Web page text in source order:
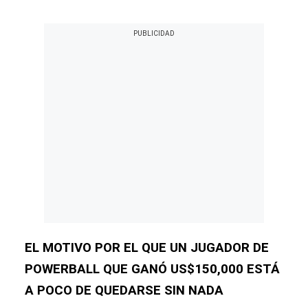
EL MOTIVO POR EL QUE UN JUGADOR DE
POWERBALL QUE GANÓ US$150,000 ESTÁ
A POCO DE QUEDARSE SIN NADA